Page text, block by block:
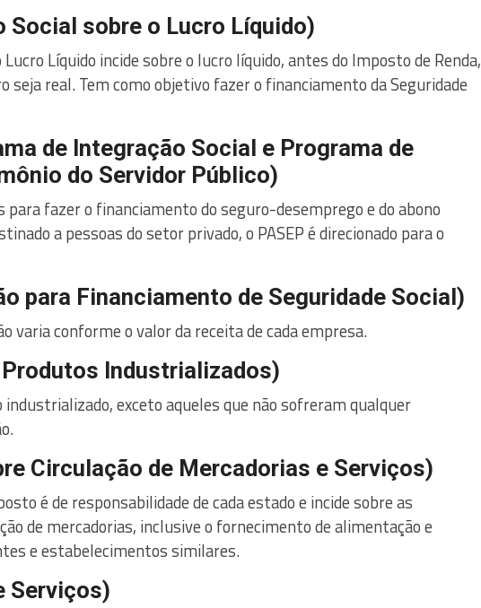
Social sobre o Lucro Líquido)
Líquido incide sobre o lucro líquido, antes do Imposto de Renda,
seja real. Tem como objetivo fazer o financiamento da Seguridade
de Integração Social e Programa de
do Servidor Público)
para fazer o financiamento do seguro-desemprego e do abono
a pessoas do setor privado, o PASEP é direcionado para o
para Financiamento de Seguridade Social)
varia conforme o valor da receita de cada empresa.
Industrializados)
exceto aqueles que não sofreram qualquer
Circulação de Mercadorias e Serviços)
é de responsabilidade de cada estado e incide sobre as
de mercadorias, inclusive o fornecimento de alimentação e
e estabelecimentos similares.
Serviços)